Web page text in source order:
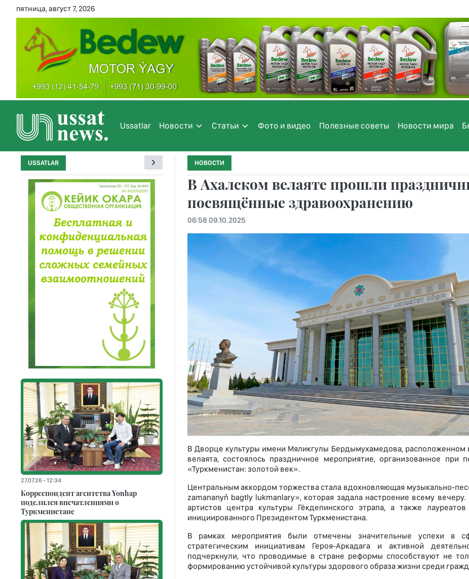
пятница, август 7, 2026
Ussatlar Новости Статьи Фото и видео Полезные советы Новости мира
НОВОСТИ
В Ахалском велаяте прошли
посвящённые здравоохранению
06:58 09.10.2025
В Дворце культуры имени Мяликгулы Бердымухамедова, расположенном
велаята, состоялось праздничное мероприятие, организованное при
«Туркменистан: золотой век».
Центральным аккордом торжества стала вдохновляющая музыкально-
zamananyň bagtly lukmanlary», которая задала настроение всему
артистов центра культуры Гёкдепинского этрапа, а также
инициированного Президентом Туркменистана.
В рамках мероприятия были отмечены значительные успехи в
стратегическим инициативам Героя-Аркадага и активной
подчеркнули, что проводимые в стране реформы способствуют не
формированию устойчивой культуры здорового образа жизни среди
USSATLAR
27.07.26 - 12:34
Корреспондент агентства Yonhap
поделился впечатлениями о
Туркменистане